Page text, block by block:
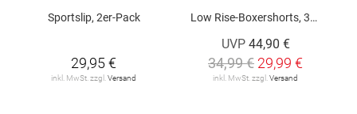
Sportslip, 2er-Pack
29,95 €
inkl. MwSt. zzgl. Versand
Low Rise-Boxershorts, 3er-Pack
UVP 44,90 €
34,99 € 29,99 €
inkl. MwSt. zzgl. Versand